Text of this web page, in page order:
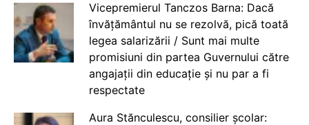
Vicepremierul Tanczos Barna: Dacă
învățământul nu se rezolvă, pică toată
legea salarizării / Sunt mai multe
promisiuni din partea Guvernului către
angajații din educație și nu par a fi
respectate
Aura Stănculescu, consilier școlar: